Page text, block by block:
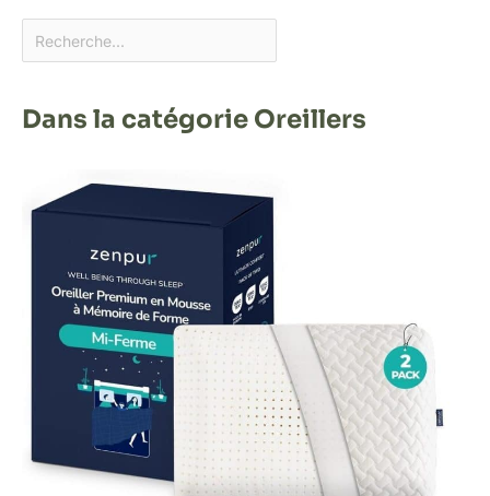
Dans la catégorie Oreillers